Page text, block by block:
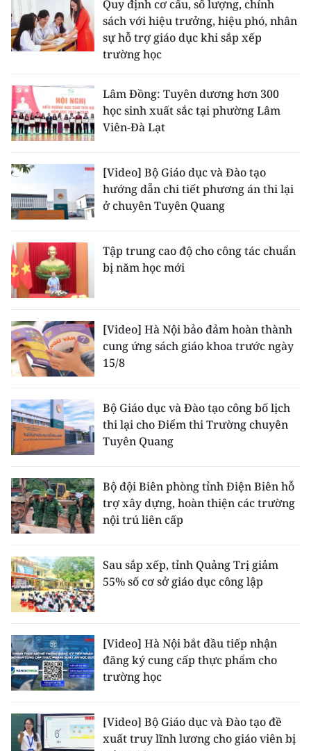
Quy định cơ cấu, số lượng, chính
sách với hiệu trưởng, hiệu phó, nhân
sự hỗ trợ giáo dục khi sắp xếp
trường học
Lâm Đồng: Tuyên dương hơn 300
học sinh xuất sắc tại phường Lâm
Viên-Đà Lạt
[Video] Bộ Giáo dục và Đào tạo
hướng dẫn chi tiết phương án thi lại
ở chuyên Tuyên Quang
Tập trung cao độ cho công tác chuẩn
bị năm học mới
[Video] Hà Nội bảo đảm hoàn thành
cung ứng sách giáo khoa trước ngày
15/8
Bộ Giáo dục và Đào tạo công bố lịch
thi lại cho Điểm thi Trường chuyên
Tuyên Quang
Bộ đội Biên phòng tỉnh Điện Biên hỗ
trợ xây dựng, hoàn thiện các trường
nội trú liên cấp
Sau sắp xếp, tỉnh Quảng Trị giảm
55% số cơ sở giáo dục công lập
[Video] Hà Nội bắt đầu tiếp nhận
đăng ký cung cấp thực phẩm cho
trường học
[Video] Bộ Giáo dục và Đào tạo đề
xuất truy lĩnh lương cho giáo viên bị